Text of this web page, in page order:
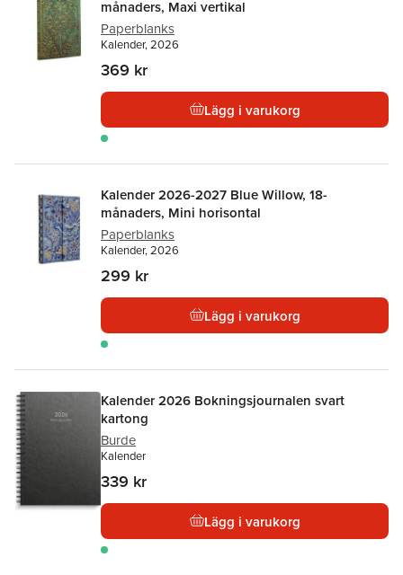
månaders, Maxi vertikal
Paperblanks
Kalender, 2026
369 kr
Lägg i varukorg
Kalender 2026-2027 Blue Willow, 18-
månaders, Mini horisontal
Paperblanks
Kalender, 2026
299 kr
Lägg i varukorg
Kalender 2026 Bokningsjournalen svart
kartong
Burde
Kalender
339 kr
Lägg i varukorg